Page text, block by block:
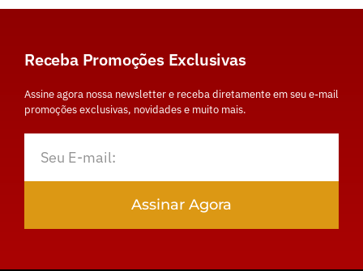
Receba Promoções Exclusivas
Assine agora nossa newsletter e receba diretamente em seu e-mail
promoções exclusivas, novidades e muito mais.
Assinar Agora